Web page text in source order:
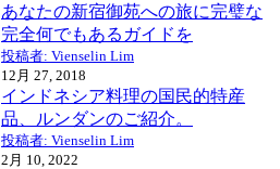
あなたの新宿御苑への旅に完璧な
完全何でもあるガイドを
投稿者: Vienselin Lim
12月 27, 2018
インドネシア料理の国民的特産
品、ルンダンのご紹介。
投稿者: Vienselin Lim
2月 10, 2022